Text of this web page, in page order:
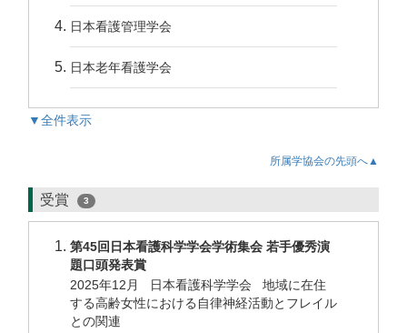
日本看護管理学会
日本老年看護学会
▼全件表示
所属学協会の先頭へ▲
受賞 3
第45回日本看護科学学会学術集会 若手優秀演
題口頭発表賞
2025年12月 日本看護科学学会 地域に在住
する高齢女性における自律神経活動とフレイル
との関連